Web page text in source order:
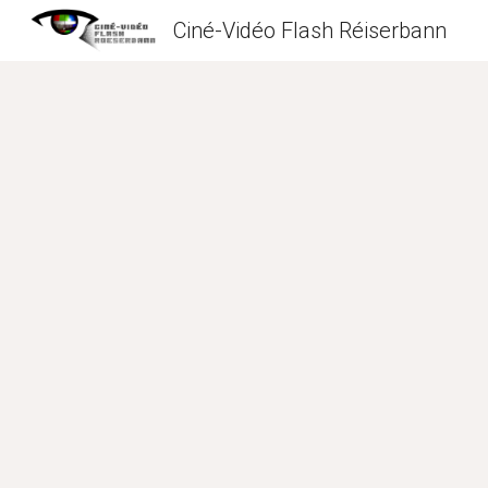
Ciné-Vidéo Flash Réiserbann